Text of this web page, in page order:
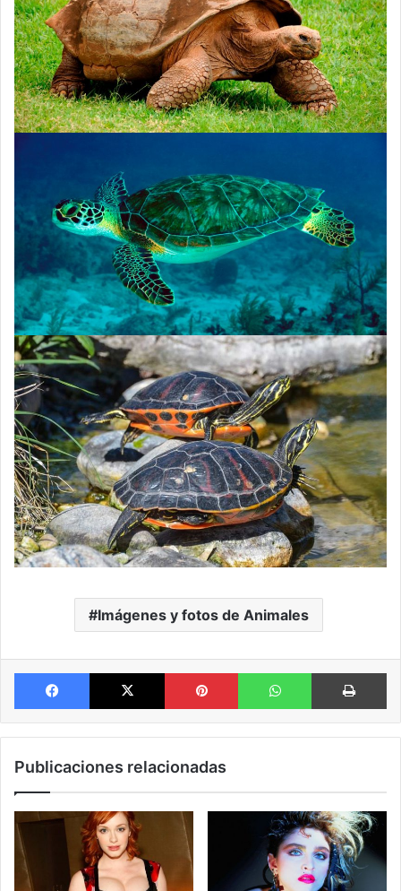
Imágenes y fotos de Animales
Facebook X Pinterest WhatsApp
Publicaciones relacionadas